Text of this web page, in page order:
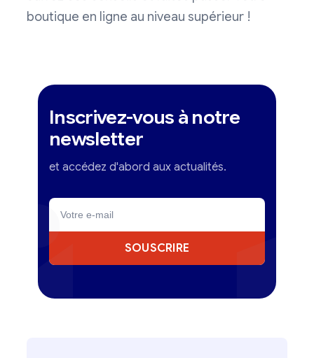
boutique en ligne au niveau supérieur !
Inscrivez-vous à notre
newsletter
et accédez d'abord aux actualités.
SOUSCRIRE